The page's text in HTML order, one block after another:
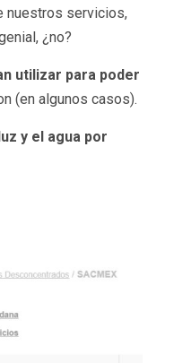
nuestros servicios,
¿no?
utilizar para poder
(en algunos casos).
y el agua por